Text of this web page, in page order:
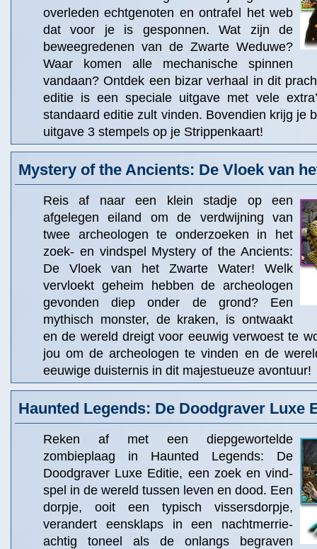
overleden echtgenoten en ontrafel het web
dat voor je is gesponnen. Wat zijn de
beweegredenen van de Zwarte Weduwe?
Waar komen alle mechanische spinnen
vandaan? Ontdek een bizar verhaal in dit
editie is een speciale uitgave met vele
standaard editie zult vinden. Bovendien krijg je
uitgave 3 stempels op je Strippenkaart!
Mystery of the Ancients: De Vloek van
Reis af naar een klein stadje op een
afgelegen eiland om de verdwijning van
twee archeologen te onderzoeken in het
zoek- en vindspel Mystery of the Ancients:
De Vloek van het Zwarte Water! Welk
vervloekt geheim hebben de archeologen
gevonden diep onder de grond? Een
mythisch monster, de kraken, is ontwaakt
en de wereld dreigt voor eeuwig verwoest te
jou om de archeologen te vinden en de
eeuwige duisternis in dit majestueuze avontuur!
Haunted Legends: De Doodgraver Luxe
Reken af met een diepgewortelde
zombieplaag in Haunted Legends: De
Doodgraver Luxe Editie, een zoek en vind-
spel in de wereld tussen leven en dood. Een
dorpje, ooit een typisch vissersdorpje,
verandert eensklaps in een nachtmerrie-
achtig toneel als de onlangs begraven